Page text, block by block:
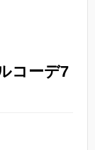
コーデ7